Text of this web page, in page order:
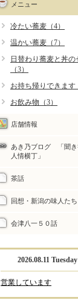
メニュー
冷たい蕎麦（4）
温かい蕎麦（7）
日替わり蕎麦と丼の
（3）
お持ち帰りできます
お飲み物（3）
店舗情報
あき乃ブログ 「聞き
人情横丁」
茶話
回想・新潟の味人たち
会津八一５０話
2026.08.11 Tuesday
営業しています